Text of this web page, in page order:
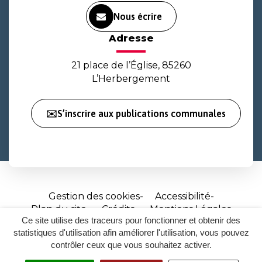
Ce site utilise des traceurs pour fonctionner et obtenir des
statistiques d'utilisation afin améliorer l'utilisation, vous pouvez
contrôler ceux que vous souhaitez activer.
Nous écrire
Adresse
21 place de l’Église, 85260
L’Herbergement
✉️S’inscrire aux publications communales
Gestion des cookies
Accessibilité
Plan du site
Crédits
Mentions Légales
Site
réalisé
par